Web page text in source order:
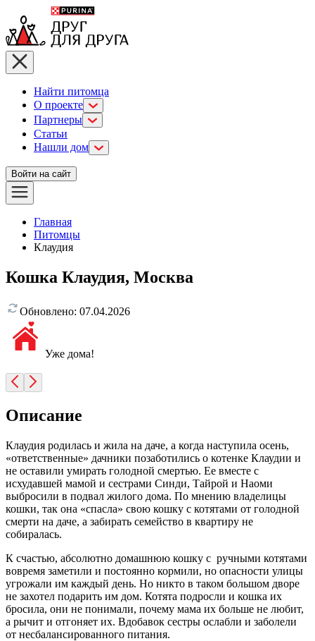
Найти питомца
О проекте
Партнеры
Статьи
Нашли дом
Войти на сайт
Главная
Питомцы
Клаудия
Кошка Клаудия, Москва
Обновлено: 07.04.2026
Уже дома!
Описание
Клаудия родилась и жила на даче, а когда наступила осень,
«ответственные» дачники позаботились о котенке Клаудии и
не оставили умирать голодной смертью. Ее вместе с
исхудавшей мамой и сестрами Синди, Тайрой и Наоми
выбросили в подвал жилого дома. По мнению владелицы
кошки, так она «спасла» свою кошку с котятами от голодной
смерти на даче, а забирать семейство в квартиру не
собиралась.
К счастью, абсолютно домашнюю кошку с ручными котятами
вовремя заметили и постоянно кормили, но опасности улицы
угрожали им каждый день. Но никто в таком большом дворе
не захотел подарить им дом. Котята подросли и кошка их
бросила, они не понимали, почему мама их больше не любит,
а рычит и отгоняет их. Вдобавок сестры ослабли и заболели
от несбалансированного питания.